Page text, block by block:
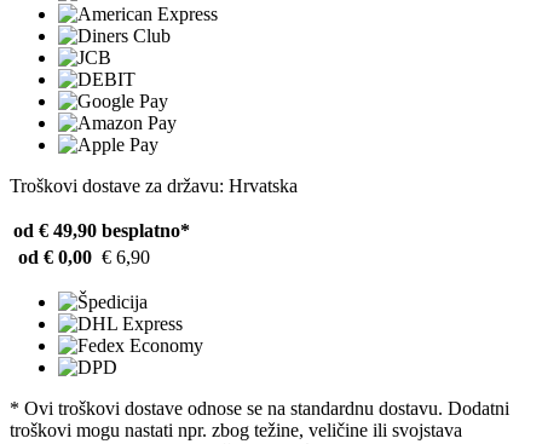
Troškovi dostave za državu: Hrvatska
od € 49,90 besplatno*
od € 0,00 € 6,90
* Ovi troškovi dostave odnose se na standardnu ​​dostavu. Dodatni
troškovi mogu nastati npr. zbog težine, veličine ili svojstava